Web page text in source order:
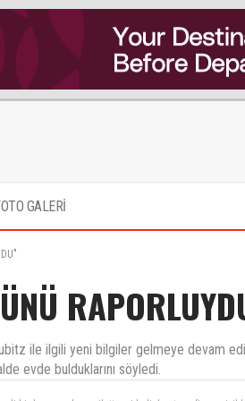
GALERİ
ile ilgili yeni bilgiler gelmeye devam
evde bulduklarını söyledi.